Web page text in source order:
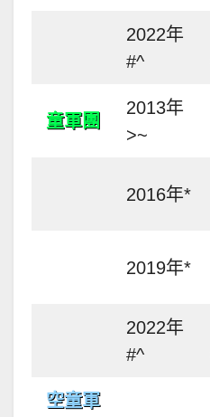
2022年
#^
童軍團
2013年
>~
2016年*
2019年*
2022年
#^
空童軍